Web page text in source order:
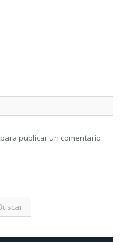
para publicar un comentario.